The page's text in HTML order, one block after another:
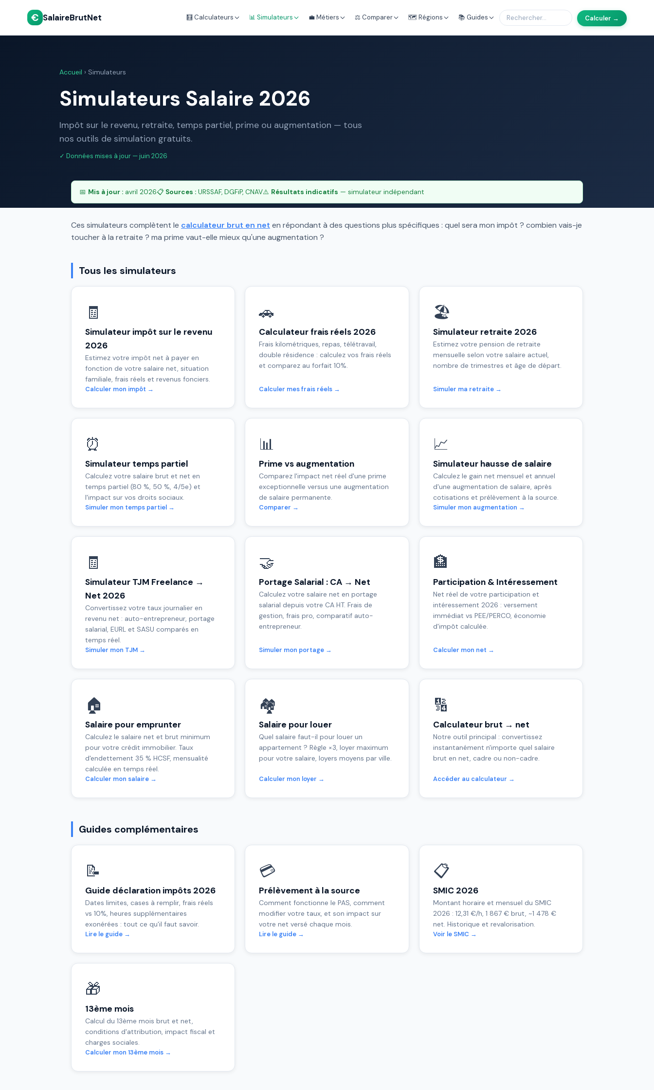
€ SalaireBrutNet 🧮 Calculateurs 📊 Simulateurs 💼 Métiers ⚖️ Comparer 🗺️ Régions 📚 Guides Calculer →
Accueil › Simulateurs
Simulateurs Salaire 2026
Impôt sur le revenu, retraite, temps partiel, prime ou augmentation — tous
nos outils de simulation gratuits.
✓ Données mises à jour — juin 2026
📅 Mis à jour : avril 2026📋 Sources : URSSAF, DGFiP, CNAV⚠️ Résultats indicatifs — simulateur indépendant
Ces simulateurs complètent le calculateur brut en net en répondant à des questions plus spécifiques : quel sera mon impôt ? combien vais-je
toucher à la retraite ? ma prime vaut-elle mieux qu'une augmentation ?
Tous les simulateurs
🧾
Simulateur impôt sur le revenu
2026
Estimez votre impôt net à payer en
fonction de votre salaire net, situation
familiale, frais réels et revenus fonciers.
Calculer mon impôt →
🚗
Calculateur frais réels 2026
Frais kilométriques, repas, télétravail,
double résidence : calculez vos frais réels
et comparez au forfait 10%.
Calculer mes frais réels →
🏖️
Simulateur retraite 2026
Estimez votre pension de retraite
mensuelle selon votre salaire actuel,
nombre de trimestres et âge de départ.
Simuler ma retraite →
⏰
Simulateur temps partiel
Calculez votre salaire brut et net en
temps partiel (80 %, 50 %, 4/5e) et
l'impact sur vos droits sociaux.
Simuler mon temps partiel →
📊
Prime vs augmentation
Comparez l'impact net réel d'une prime
exceptionnelle versus une augmentation
de salaire permanente.
Comparer →
📈
Simulateur hausse de salaire
Calculez le gain net mensuel et annuel
d'une augmentation de salaire, après
cotisations et prélèvement à la source.
Simuler mon augmentation →
🧾
Simulateur TJM Freelance →
Net 2026
Convertissez votre taux journalier en
revenu net : auto-entrepreneur, portage
salarial, EURL et SASU comparés en
temps réel.
Simuler mon TJM →
🤝
Portage Salarial : CA → Net
Calculez votre salaire net en portage
salarial depuis votre CA HT. Frais de
gestion, frais pro, comparatif auto-
entrepreneur.
Simuler mon portage →
🏦
Participation & Intéressement
Net réel de votre participation et
intéressement 2026 : versement
immédiat vs PEE/PERCO, économie
d'impôt calculée.
Calculer mon net →
🏠
Salaire pour emprunter
Calculez le salaire net et brut minimum
pour votre crédit immobilier. Taux
d'endettement 35 % HCSF, mensualité
calculée en temps réel.
Calculer mon salaire →
🏘️
Salaire pour louer
Quel salaire faut-il pour louer un
appartement ? Règle ×3, loyer maximum
pour votre salaire, loyers moyens par ville.
Calculer mon loyer →
🔢
Calculateur brut → net
Notre outil principal : convertissez
instantanément n'importe quel salaire
brut en net, cadre ou non-cadre.
Accéder au calculateur →
Guides complémentaires
📝
Guide déclaration impôts 2026
Dates limites, cases à remplir, frais réels
vs 10%, heures supplémentaires
exonérées : tout ce qu'il faut savoir.
Lire le guide →
💳
Prélèvement à la source
Comment fonctionne le PAS, comment
modifier votre taux, et son impact sur
votre net versé chaque mois.
Lire le guide →
📋
SMIC 2026
Montant horaire et mensuel du SMIC
2026 : 12,31 €/h, 1 867 € brut, ~1 478 €
net. Historique et revalorisation.
Voir le SMIC →
🎁
13ème mois
Calcul du 13ème mois brut et net,
conditions d'attribution, impact fiscal et
charges sociales.
Calculer mon 13ème mois →